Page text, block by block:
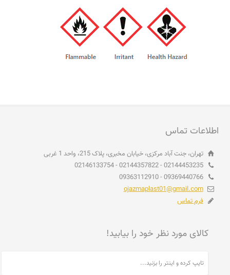
اطلاعات تماس
تهران، جنت آباد مرکزی، خیابان مخبری، پلاک 215، واحد 1 غربی
02144453235 - 02144357822 - 02146133754
09369440766 - 09363112910
ojazmaplast01@gmail.com
فرم تماس
کالای مورد نظر خود را بیابید!